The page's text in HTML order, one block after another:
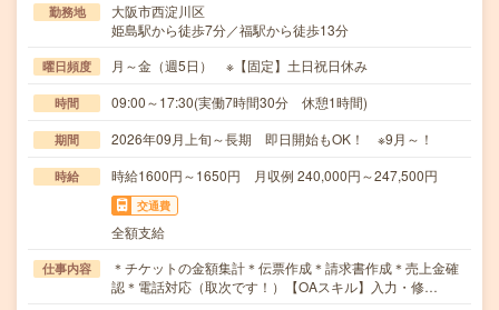
勤務地
大阪市西淀川区
姫島駅から徒歩7分／福駅から徒歩13分
曜日頻度 月～金（週5日） ※【固定】土日祝日休み
時間 09:00～17:30(実働7時間30分 休憩1時間)
期間 2026年09月上旬～長期 即日開始もOK！ ※9月～！
時給 時給1600円～1650円 月収例 240,000円～247,500円
交通費
全額支給
仕事内容
＊チケットの金額集計＊伝票作成＊請求書作成＊売上金確
認＊電話対応（取次です！）【OAスキル】入力・修…